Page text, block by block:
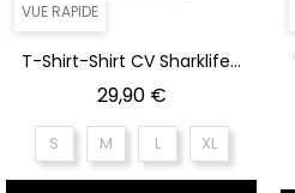
VUE RAPIDE
T-Shirt-Shirt CV Sharklife...
29,90 €Prix
S M L XL